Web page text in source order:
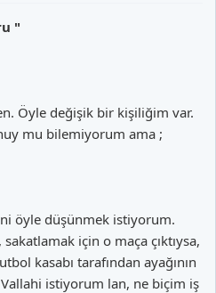
"
Öyle değişik bir kişiliğim var.
mu bilemiyorum ama ;
öyle düşünmek istiyorum.
için o maça çıktıysa,
kasabı tarafından ayağının
istiyorum lan, ne biçim iş